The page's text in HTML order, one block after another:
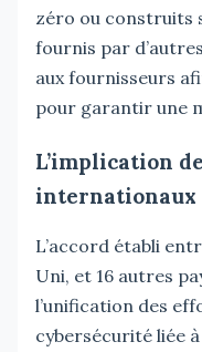
zéro ou construits
fournis par
aux fournisseurs
pour garantir une
L’implication
internationaux
L’accord établi
Uni, et 16 autres
l’unification des
cybersécurité liée